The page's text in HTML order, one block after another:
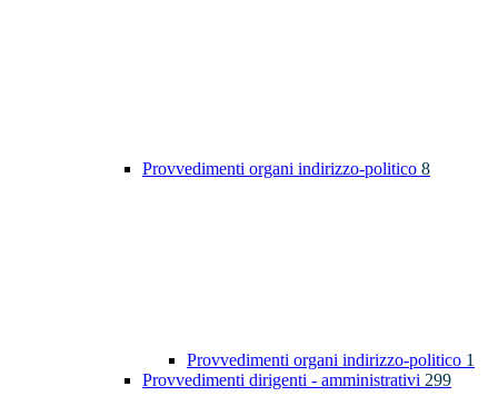
Provvedimenti organi indirizzo-politico 8
Provvedimenti organi indirizzo-politico 1
Provvedimenti dirigenti - amministrativi 299